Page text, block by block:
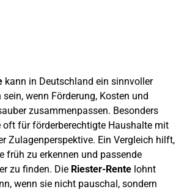
kann in Deutschland ein sinnvoller
wenn Förderung, Kosten und
zusammenpassen. Besonders
oft für förderberechtigte Haushalte mit
Zulagenperspektive. Ein Vergleich hilft,
früh zu erkennen und passende
zu finden. Die Riester-Rente lohnt
wenn sie nicht pauschal, sondern